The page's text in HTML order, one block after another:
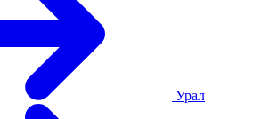
Урал